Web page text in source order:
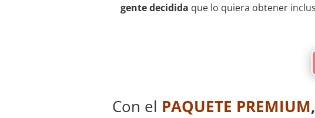
gente decidida que lo quiera obtener
Con el PAQUETE PREMIUM,